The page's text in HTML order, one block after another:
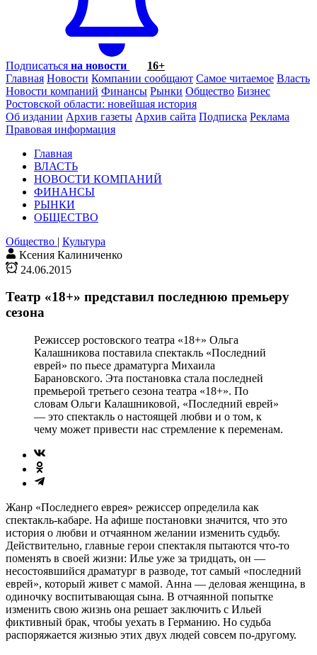
Подписаться на новости
16+
Главная Новости Компании сообщают Самое читаемое Власть
Новости компаний Финансы Рынки Общество Бизнес
Ростовской области: новейшая история
Об издании Архив газеты Архив сайта Подписка Реклама
Правовая информация
Главная
ВЛАСТЬ
НОВОСТИ КОМПАНИЙ
ФИНАНСЫ
РЫНКИ
ОБЩЕСТВО
Общество | Культура
Ксения Калиниченко
24.06.2015
Театр «18+» представил последнюю премьеру
сезона
Режиссер ростовского театра «18+» Ольга
Калашникова поставила спектакль «Последний
еврей» по пьесе драматурга Михаила
Барановского. Эта постановка стала последней
премьерой третьего сезона театра «18+». По
словам Ольги Калашниковой, «Последний еврей»
— это спектакль о настоящей любви и о том, к
чему может привести нас стремление к переменам.
Жанр «Последнего еврея» режиссер определила как
спектакль-кабаре. На афише постановки значится, что это
история о любви и отчаянном желании изменить судьбу.
Действительно, главные герои спектакля пытаются что-то
поменять в своей жизни: Илье уже за тридцать, он —
несостоявшийся драматург в разводе, тот самый «последний
еврей», который живет с мамой. Анна — деловая женщина, в
одиночку воспитывающая сына. В отчаянной попытке
изменить свою жизнь она решает заключить с Ильей
фиктивный брак, чтобы уехать в Германию. Но судьба
распоряжается жизнью этих двух людей совсем по-другому.